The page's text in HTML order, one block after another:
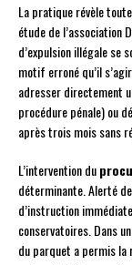
La pratique révèle
étude de l’association
d’expulsion illégale se
motif erroné qu’il
adresser directement
procédure pénale) ou
après trois mois sans
L’intervention du
déterminante. Alerté
d’instruction
conservatoires. Dans
du parquet a permis la